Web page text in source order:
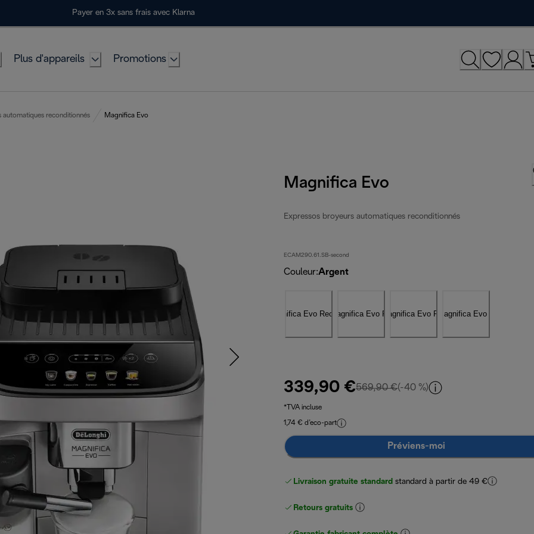
Payer en 3x sans frais avec Klarna
Plus d'appareils Promotions
automatiques reconditionnés Magnifica Evo
Magnifica Evo
Expressos broyeurs automatiques reconditionnés
ECAM290.61.SB-second
Couleur:Argent
339,90 €569,90 €prix original 569,90 €
(-40 %)
*TVA incluse
1,74 € d’eco-part
Préviens-moi
Livraison gratuite standard standard à partir de 49 €
Retours gratuits